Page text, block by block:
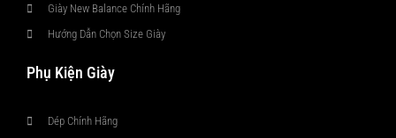
Giày New Balance Chính Hãng
Hướng Dẫn Chọn Size Giày
Phụ Kiện Giày
Dép Chính Hãng